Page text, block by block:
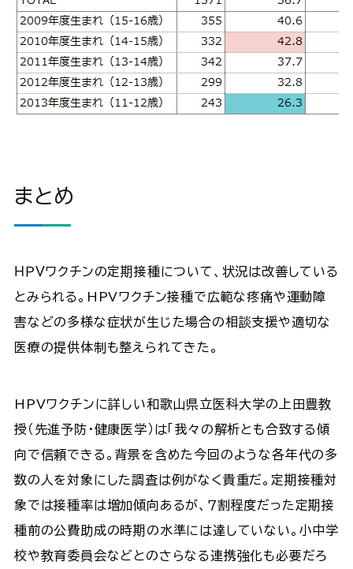
まとめ
ＨＰＶワクチンの定期接種について、状況は改善している
とみられる。HPVワクチン接種で広範な疼痛や運動障
害などの多様な症状が生じた場合の相談支援や適切な
医療の提供体制も整えられてきた。
HPVワクチンに詳しい和歌山県立医科大学の上田豊教
授（先進予防・健康医学）は「我々の解析とも合致する傾
向で信頼できる。背景を含めた今回のような各年代の多
数の人を対象にした調査は例がなく貴重だ。定期接種対
象では接種率は増加傾向あるが、７割程度だった定期接
種前の公費助成の時期の水準には達していない。小中学
校や教育委員会などとのさらなる連携強化も必要だろ